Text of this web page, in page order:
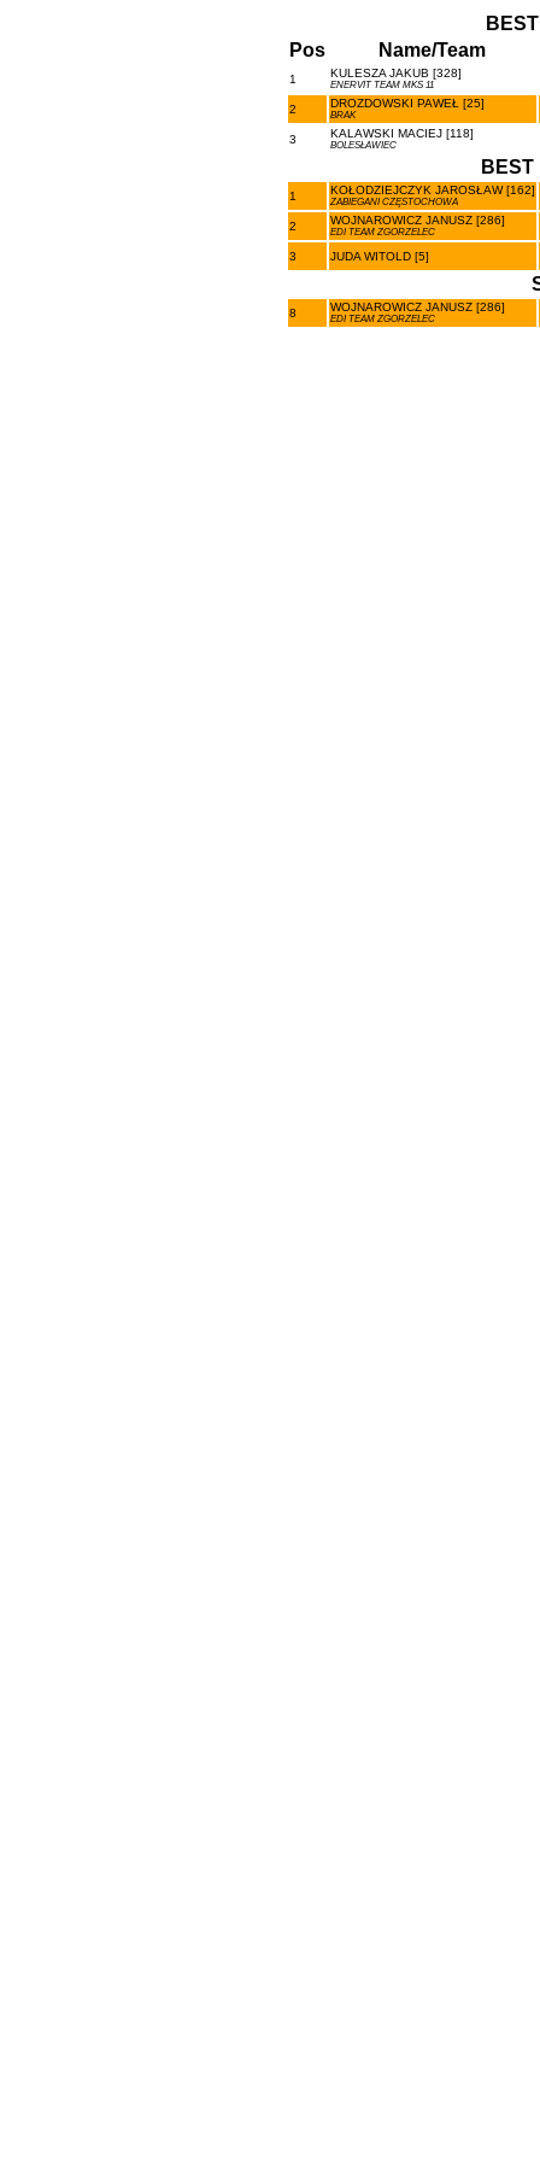
Pos
Name/Team
1 KULESZA JAKUB [328]
ENERVIT TEAM MKS 11
2 DROZDOWSKI PAWEŁ [25]
BRAK
3 KALAWSKI MACIEJ [118]
BOLESŁAWIEC
BEST
1 KOŁODZIEJCZYK JAROSŁAW [162]
ZABIEGANI CZĘSTOCHOWA
2 WOJNAROWICZ JANUSZ [286]
EDI TEAM ZGORZELEC
3 JUDA WITOLD [5]
8 WOJNAROWICZ JANUSZ [286]
EDI TEAM ZGORZELEC